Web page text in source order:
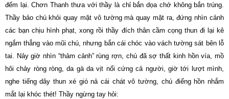
đếm lại. Chơn Thanh thưa với thầy là chỉ bắn dọa chớ không bắn trúng.
Thầy bảo chú khỏi quay mặt vô tường mà quay mặt ra, đứng nhìn cảnh
các bạn chịu hình phạt, xong rồi thầy đích thân cầm cọng thun đi lại kê
ngắm thẳng vào mũi chú, nhưng bắn cái chóc vào vách tường sát bên lỗ
tai. Nảy giờ nhìn “thảm cảnh” rùng rợn, chú đã sợ thất kinh hồn vía, mồ
hôi chảy ròng ròng, da gà da vịt nổi cứng cả người, giờ tới lượt mình,
nghe tiếng dây thun xé gió nả cái chát vô tường, chú điếng hồn nhắm
mắt lại khóc thét! Thầy ngừng tay hỏi: